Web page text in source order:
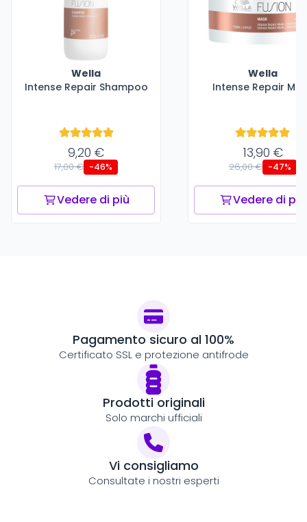
Wella
Intense Repair Shampoo
9,20 €
17,00 € -46%
Vedere di più
Wella
Intense Repair
13,90 €
26,00 € -47%
Vedere di più
Pagamento sicuro al 100%
Certificato SSL e protezione antifrode
Prodotti originali
Solo marchi ufficiali
Vi consigliamo
Consultate i nostri esperti